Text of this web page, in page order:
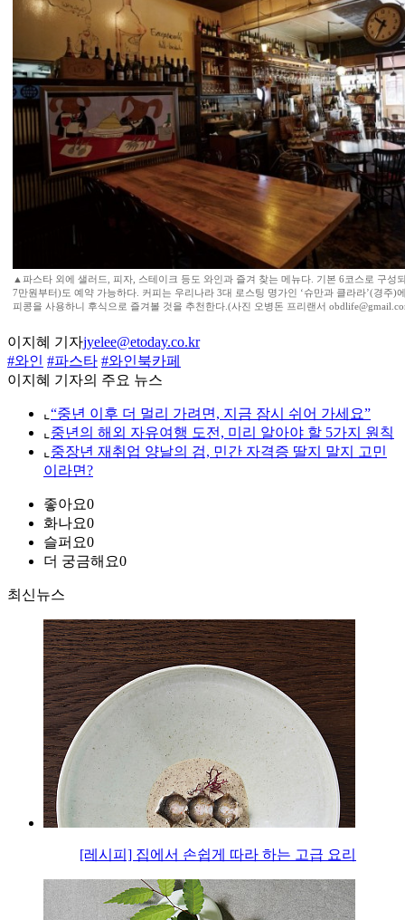
▲파스타 외에 샐러드, 피자, 스테이크 등도 와인과 즐겨 찾는 메뉴다. 기본 6코스로 구성
7만원부터)도 예약 가능하다. 커피는 우리나라 3대 로스팅 명가인 ‘슈만과 클라라’(경주)
피콩을 사용하니 후식으로 즐겨볼 것을 추천한다.(사진 오병돈 프리랜서
이지혜 기자jyelee@etoday.co.kr
#와인 #파스타 #와인북카페
이지혜 기자의 주요 뉴스
⌞ “중년 이후 더 멀리 가려면, 지금 잠시 쉬어 가세요”
⌞ 중년의 해외 자유여행 도전, 미리 알아야 할 5가지 원칙
⌞ 중장년 재취업 양날의 검, 민간 자격증 딸지 말지 고민
이라면?
좋아요0
화나요0
슬퍼요0
더 궁금해요0
최신뉴스
[레시피] 집에서 손쉽게 따라 하는 고급 요리